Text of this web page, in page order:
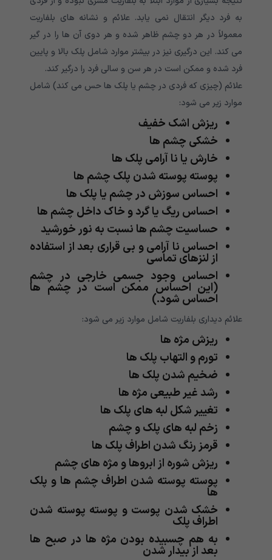
به فرد دیگر انتقال نمی یابد. علائم و نشانه های بلفاریت
معمولاً در هر دو چشم ظاهر شده و هر دوی آن ها را در گیر
می کند. این درگیری نیز در بیشتر موارد شامل پلک بالا و پایین
فرد شده و ممکن است در هر سن و سالی فرد را درگیر کند.
علائم (چیزی که فردی در چشم یا پلک ها حس می کند) شامل
موارد زیر می شود:
ریزش اشک خفیف
خشکی چشم ها
خارش یا نا آرامی پلک ها
پوسته پوسته شدن پلک چشم ها
احساس سوزش در چشم یا پلک ها
احساس ریگ یا گرد و خاک داخل چشم ها
حساسیت چشم ها نسبت به نور خورشید
احساس نا آرامی و بی قراری بعد از استفاده
از لنزهای تماسی
احساس وجود جسمی خارجی در چشم
(این احساس ممکن است در چشم ها
احساس شود.)
علائم دیداری بلفاریت شامل موارد زیر می شود:
ریزش مژه ها
تورم و التهاب پلک ها
ضخیم شدن پلک ها
رشد غیر طبیعی مژه ها
تغییر شکل لبه های پلک ها
زخم لبه های پلک و چشم
قرمز رنگ شدن اطراف پلک ها
ریزش شوره از ابروها و مژه های چشم
پوسته پوسته شدن اطراف چشم ها و پلک
ها
خشک شدن پوست و پوسته پوسته شدن
اطراف پلک
به هم چسبیده بودن مژه ها در صبح ها
بعد از بیدار شدن